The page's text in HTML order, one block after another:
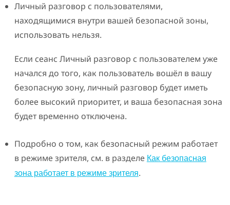
Личный разговор с пользователями,
находящимися внутри вашей безопасной зоны,
использовать нельзя.
Если сеанс Личный разговор с пользователем уже
начался до того, как пользователь вошёл в вашу
безопасную зону, личный разговор будет иметь
более высокий приоритет, и ваша безопасная зона
будет временно отключена.
Подробно о том, как безопасный режим работает
в режиме зрителя, см. в разделе Как безопасная
зона работает в режиме зрителя.